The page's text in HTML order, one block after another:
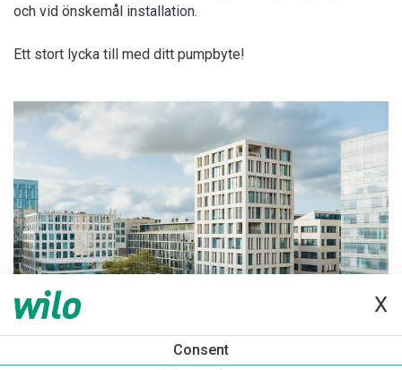
X
Consent
och vid önskemål installation.
Ett stort lycka till med ditt pumpbyte!